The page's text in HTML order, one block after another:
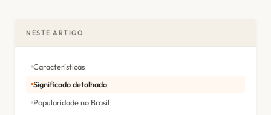
NESTE ARTIGO
Características
Significado detalhado
Popularidade no Brasil